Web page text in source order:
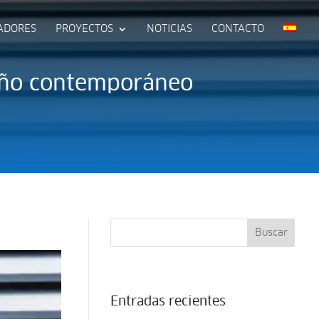
PROYECTOS NOTICIAS CONTACTO
contemporáneo
Buscar
Entradas recientes